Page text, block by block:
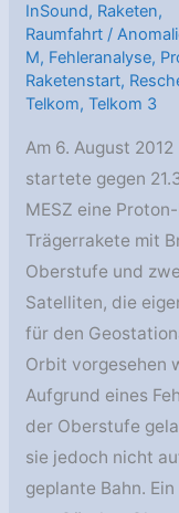
InSound, Raketen,
Raumfahrt /
M, Fehleranalyse,
Raketenstart,
Telkom,Telkom 3
Am 6. August 2012
startete gegen
MESZ eine
Trägerrakete mit
Oberstufe und
Satelliten, die
für den
Orbit vorgesehen
Aufgrund eines
der Oberstufe
sie jedoch nicht
geplante Bahn.